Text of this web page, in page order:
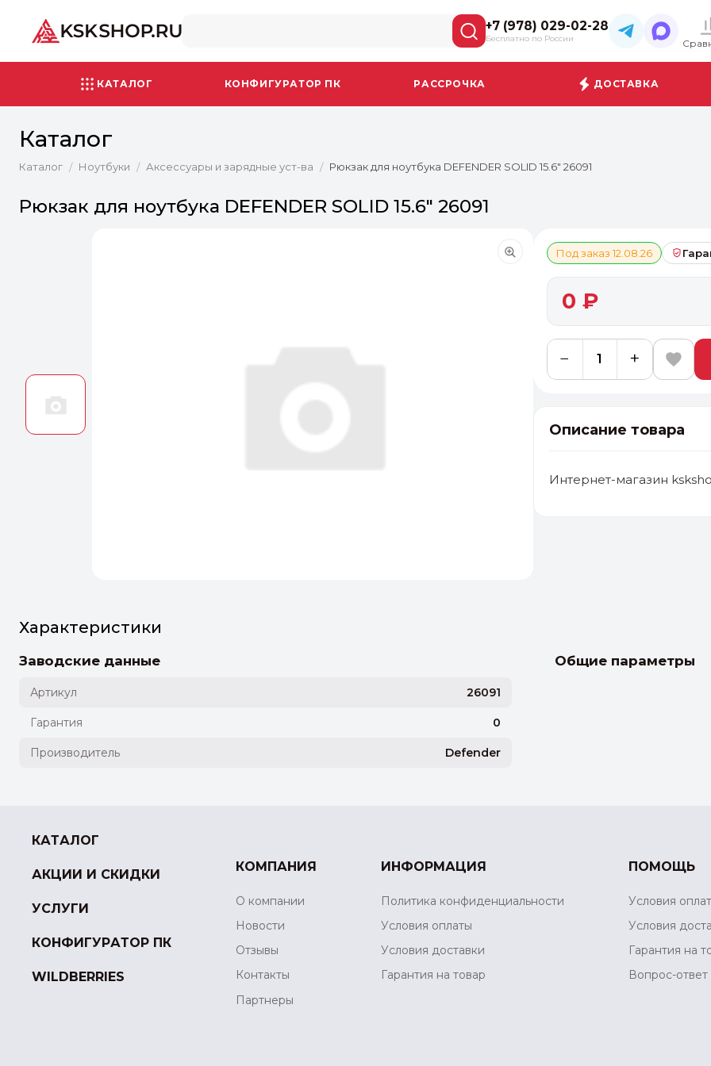
+7 (978) 029-02-28
Бесплатно по России
КАТАЛОГ КОНФИГУРАТОР ПК РАССРОЧКА ДОСТАВКА
Каталог
Каталог / Ноутбуки / Аксессуары и зарядные уст-ва / Рюкзак для ноутбука DEFENDER SOLID 15.6" 26091
Рюкзак для ноутбука DEFENDER SOLID 15.6" 26091
Под заказ 12.08.26
0 ₽
− +
Описание товара
Интернет-магазин
Характеристики
Заводские данные
Артикул 26091
Гарантия 0
Производитель Defender
Общие параметры
КАТАЛОГ
АКЦИИ И СКИДКИ
УСЛУГИ
КОНФИГУРАТОР ПК
WILDBERRIES
КОМПАНИЯ
О компании
Новости
Отзывы
Контакты
Партнеры
ИНФОРМАЦИЯ
Политика конфиденциальности
Условия оплаты
Условия доставки
Гарантия на товар
ПОМОЩЬ
Условия
Условия
Гарантия на
Вопрос-ответ